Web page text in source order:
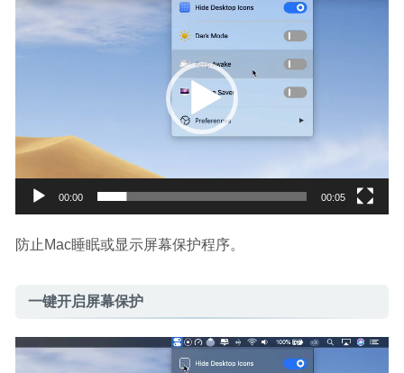
播
00:00 00:05
防止Mac睡眠或显示屏幕保护程序。
一键开启屏幕保护
视